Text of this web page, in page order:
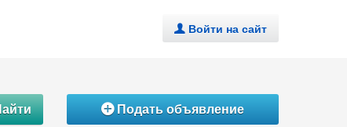
. Войти на сайт
ÁПодать объявление